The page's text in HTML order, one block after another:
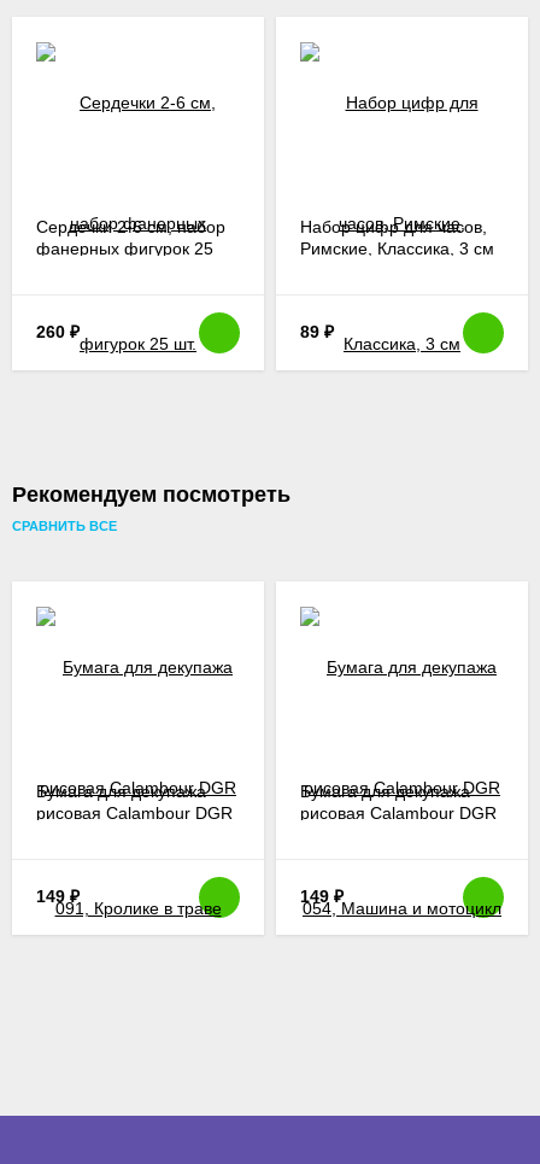
Сердечки 2-6 cм, набор
фанерных фигурок 25
260 ₽
Набор цифр для часов,
Римские, Классика, 3 см
89 ₽
Рекомендуем посмотреть
СРАВНИТЬ ВСЕ
Бумага для декупажа
рисовая Calambour DGR
149 ₽
Бумага для декупажа
рисовая Calambour DGR
149 ₽